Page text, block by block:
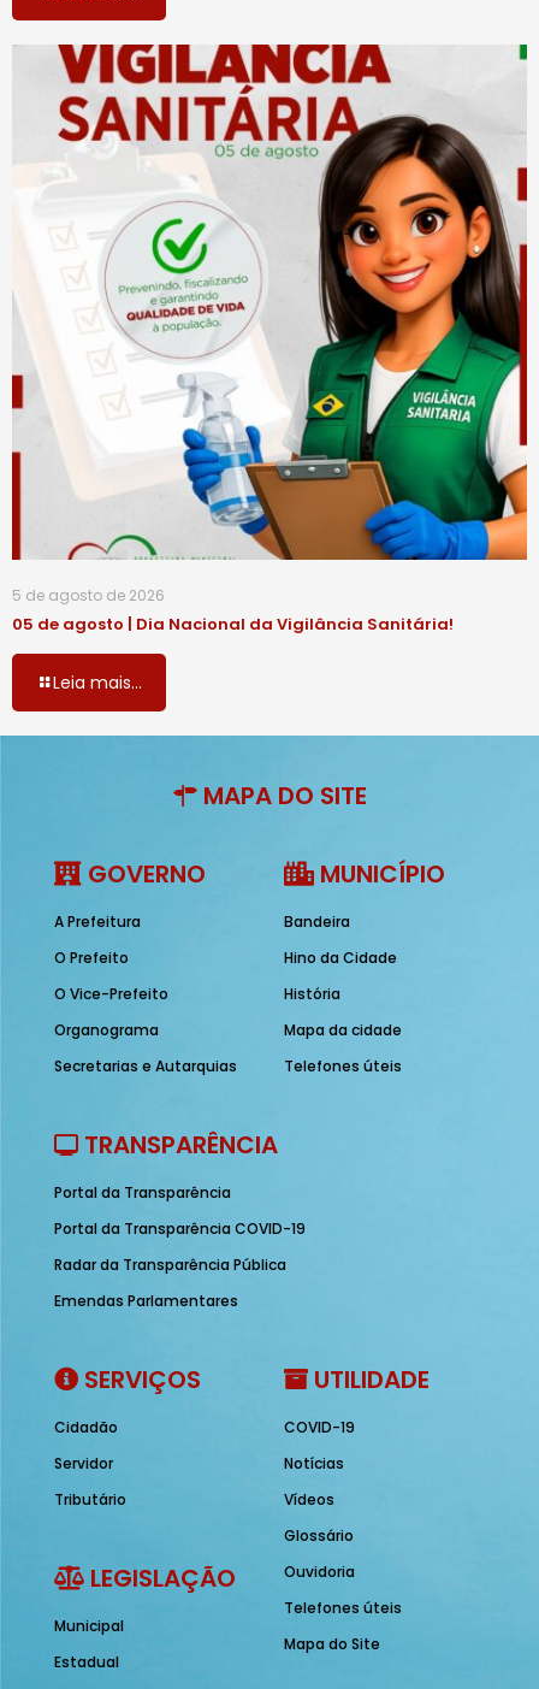
5 de agosto de 2026
05 de agosto | Dia Nacional da Vigilância Sanitária!
Leia mais...
MAPA DO SITE
GOVERNO
A Prefeitura
O Prefeito
O Vice-Prefeito
Organograma
Secretarias e Autarquias
MUNICÍPIO
Bandeira
Hino da Cidade
História
Mapa da cidade
Telefones úteis
TRANSPARÊNCIA
Portal da Transparência
Portal da Transparência COVID-19
Radar da Transparência Pública
Emendas Parlamentares
SERVIÇOS
Cidadão
Servidor
Tributário
LEGISLAÇÃO
Municipal
Estadual
UTILIDADE
COVID-19
Notícias
Vídeos
Glossário
Ouvidoria
Telefones úteis
Mapa do Site